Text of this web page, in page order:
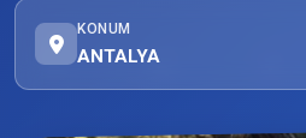
KONUM
ANTALYA